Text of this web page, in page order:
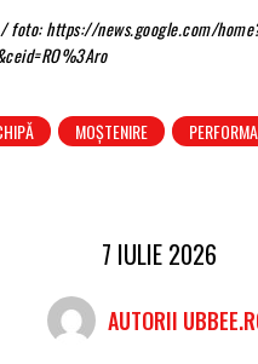
foto: https://news.google.com/
MOȘTENIRE
7 IULIE 2026
AUTORII